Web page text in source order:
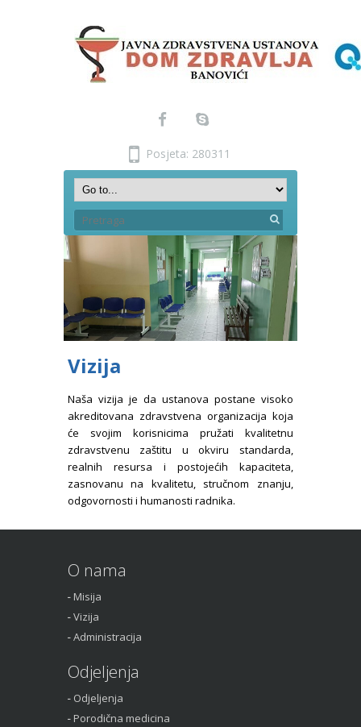
Posjeta: 280311
Vizija
Naša vizija je da ustanova postane visoko
akreditovana zdravstvena organizacija koja
će svojim korisnicima pružati kvalitetnu
zdravstvenu zaštitu u okviru standarda,
realnih resursa i postojećih kapaciteta,
zasnovanu na kvalitetu, stručnom znanju,
odgovornosti i humanosti radnika.
O nama
Misija
Vizija
Administracija
Odjeljenja
Odjeljenja
Porodična medicina